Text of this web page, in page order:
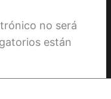
no será
están